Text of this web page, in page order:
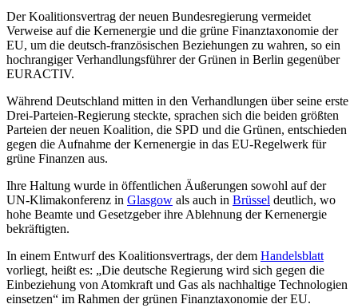
Der Koalitionsvertrag der neuen Bundesregierung vermeidet
Verweise auf die Kernenergie und die grüne Finanztaxonomie der
EU, um die deutsch-französischen Beziehungen zu wahren, so ein
hochrangiger Verhandlungsführer der Grünen in Berlin gegenüber
EURACTIV.
Während Deutschland mitten in den Verhandlungen über seine erste
Drei-Parteien-Regierung steckte, sprachen sich die beiden größten
Parteien der neuen Koalition, die SPD und die Grünen, entschieden
gegen die Aufnahme der Kernenergie in das EU-Regelwerk für
grüne Finanzen aus.
Ihre Haltung wurde in öffentlichen Äußerungen sowohl auf der
UN-Klimakonferenz in Glasgow als auch in Brüssel deutlich, wo
hohe Beamte und Gesetzgeber ihre Ablehnung der Kernenergie
bekräftigten.
In einem Entwurf des Koalitionsvertrags, der dem Handelsblatt
vorliegt, heißt es: „Die deutsche Regierung wird sich gegen die
Einbeziehung von Atomkraft und Gas als nachhaltige Technologien
einsetzen“ im Rahmen der grünen Finanztaxonomie der EU.